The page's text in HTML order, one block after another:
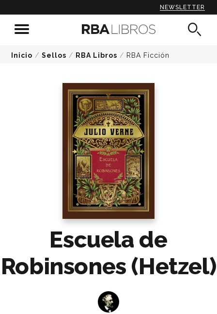
NEWSLETTER
Inicio / Sellos / RBA Libros / RBA Ficción
Escuela de
Robinsones (Hetzel)